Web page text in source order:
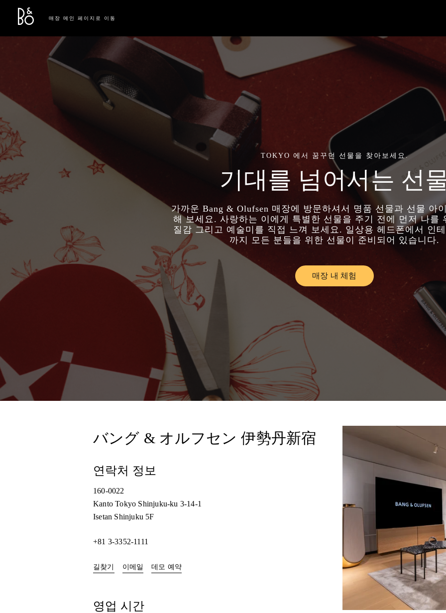
Bang & Olufsen - Exist to Create
매장 메인 페이지로 이동
TOKYO 에서 꿈꾸던 선물을 찾아보세요.
기대를 넘어서는 선
가까운 Bang & Olufsen 매장에 방문하셔서 명품 선물과 선물 아
해 보세요. 사랑하는 이에게 특별한 선물을 주기 전에 먼저 나를
질감 그리고 예술미를 직접 느껴 보세요. 일상용 헤드폰에서 인
까지 모든 분들을 위한 선물이 준비되어 있습니다.
매장 내 체험Link Opens in New Tab
バング & オルフセン 伊勢丹新宿
연락처 정보
160-0022
Kanto Tokyo Shinjuku-ku 3-14-1
Isetan Shinjuku 5F
+81 3-3352-1111
길찾기 Link Opens in New Tab
이메일 데모 예약Link Opens in New Tab
영업 시간